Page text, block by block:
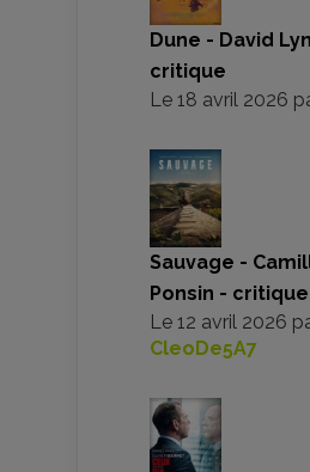
Dune - David
critique
Le 18 avril 2026
Sauvage -
Ponsin - critique
Le 12 avril 2026
CleoDe5A7